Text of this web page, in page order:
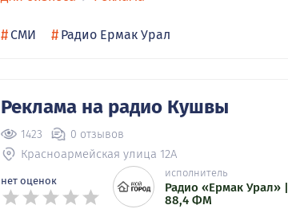
# СМИ # Радио Ермак Урал
Реклама на радио Кушвы
1423 0 отзывов
Красноармейская улица 12А
нет оценок
исполнитель
Радио «Ермак Урал» |
88,4 ФМ